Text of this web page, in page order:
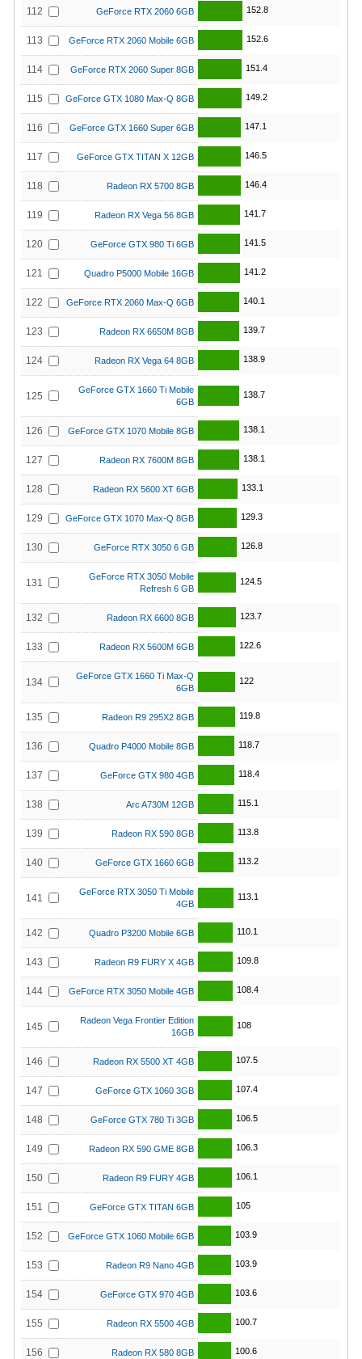
112 GeForce RTX 2060 6GB 152.8
113 GeForce RTX 2060 Mobile 6GB 152.6
114 GeForce RTX 2060 Super 8GB 151.4
115 GeForce GTX 1080 Max-Q 8GB 149.2
116 GeForce GTX 1660 Super 6GB 147.1
117 GeForce GTX TITAN X 12GB 146.5
118 Radeon RX 5700 8GB 146.4
119 Radeon RX Vega 56 8GB 141.7
120 GeForce GTX 980 Ti 6GB 141.5
121 Quadro P5000 Mobile 16GB 141.2
122 GeForce RTX 2060 Max-Q 6GB 140.1
123 Radeon RX 6650M 8GB 139.7
124 Radeon RX Vega 64 8GB 138.9
125
GeForce GTX 1660 Ti Mobile
6GB
138.7
126 GeForce GTX 1070 Mobile 8GB 138.1
127 Radeon RX 7600M 8GB 138.1
128 Radeon RX 5600 XT 6GB 133.1
129 GeForce GTX 1070 Max-Q 8GB 129.3
130 GeForce RTX 3050 6 GB 126.8
131
GeForce RTX 3050 Mobile
Refresh 6 GB
124.5
132 Radeon RX 6600 8GB 123.7
133 Radeon RX 5600M 6GB 122.6
134
GeForce GTX 1660 Ti Max-Q
6GB
122
135 Radeon R9 295X2 8GB 119.8
136 Quadro P4000 Mobile 8GB 118.7
137 GeForce GTX 980 4GB 118.4
138 Arc A730M 12GB 115.1
139 Radeon RX 590 8GB 113.8
140 GeForce GTX 1660 6GB 113.2
141
GeForce RTX 3050 Ti Mobile
4GB
113.1
142 Quadro P3200 Mobile 6GB 110.1
143 Radeon R9 FURY X 4GB 109.8
144 GeForce RTX 3050 Mobile 4GB 108.4
145
Radeon Vega Frontier Edition
16GB
108
146 Radeon RX 5500 XT 4GB 107.5
147 GeForce GTX 1060 3GB 107.4
148 GeForce GTX 780 Ti 3GB 106.5
149 Radeon RX 590 GME 8GB 106.3
150 Radeon R9 FURY 4GB 106.1
151 GeForce GTX TITAN 6GB 105
152 GeForce GTX 1060 Mobile 6GB 103.9
153 Radeon R9 Nano 4GB 103.9
154 GeForce GTX 970 4GB 103.6
155 Radeon RX 5500 4GB 100.7
156 Radeon RX 580 8GB 100.6